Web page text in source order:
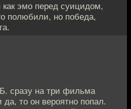
эмо перед суицидом,
полюбили, но победа,
сразу на три фильма
то он вероятно попал.